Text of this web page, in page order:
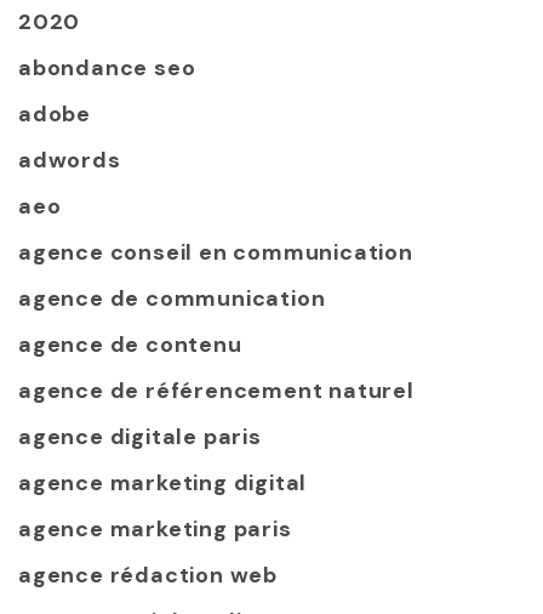
2020
abondance seo
adobe
adwords
aeo
agence conseil en communication
agence de communication
agence de contenu
agence de référencement naturel
agence digitale paris
agence marketing digital
agence marketing paris
agence rédaction web